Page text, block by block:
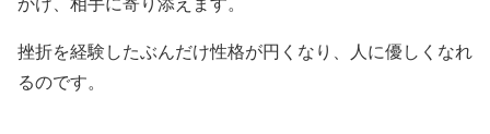
かけ、相手に寄り添えます。
挫折を経験したぶんだけ性格が円くなり、人に優しくなれ
るのです。